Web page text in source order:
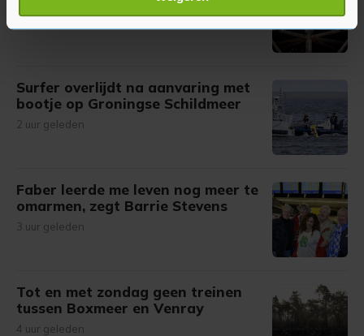
verwerkt en stel uw voorkeuren in het
U kunt uw toestemming op elk moment wijzigen of
Met cookies werkt onze website beter en wordt jouw
bezoek makkelijker en persoonlijker. Op
onze cookiepagina kun je ons cookiebeleid bekijken en je
Surfer overlijdt na aanvaring met
bootje op Groningse Schildmeer
2 uur geleden
Faber leerde me leven nog meer te
omarmen, zegt Barrie Stevens
3 uur geleden
Tot en met zondag geen treinen
tussen Boxmeer en Venray
4 uur geleden